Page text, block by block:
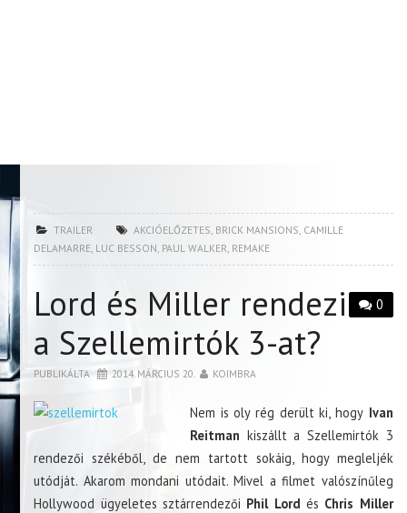
TRAILER AKCIÓELŐZETES BRICK MANSIONS CAMILLE
DELAMARRE LUC BESSON PAUL WALKER REMAKE
0
Lord és Miller rendezi
a Szellemirtók 3-at?
PUBLIKÁLTA 2014. MÁRCIUS 20. KOIMBRA
Nem is oly rég derült ki, hogyIvan
Reitman kiszállt a Szellemirtók 3
rendezői székéből, de nem tartott sokáig, hogy megleljék
utódját. Akarom mondani utódait. Mivel a filmet valószínűleg
Hollywood ügyeletes sztárrendezői Phil Lord és Chris Miller